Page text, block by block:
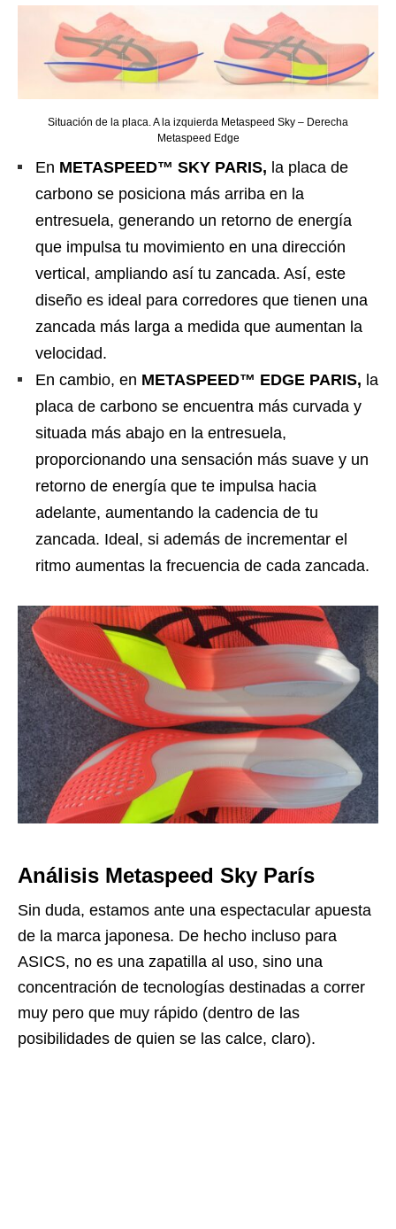
Situación de la placa. A la izquierda Metaspeed Sky – Derecha
Metaspeed Edge
En METASPEED™ SKY PARIS, la placa de
carbono se posiciona más arriba en la
entresuela, generando un retorno de energía
que impulsa tu movimiento en una dirección
vertical, ampliando así tu zancada. Así, este
diseño es ideal para corredores que tienen una
zancada más larga a medida que aumentan la
velocidad.
En cambio, en METASPEED™ EDGE PARIS, la
placa de carbono se encuentra más curvada y
situada más abajo en la entresuela,
proporcionando una sensación más suave y un
retorno de energía que te impulsa hacia
adelante, aumentando la cadencia de tu
zancada. Ideal, si además de incrementar el
ritmo aumentas la frecuencia de cada zancada.
Análisis Metaspeed Sky París
Sin duda, estamos ante una espectacular apuesta
de la marca japonesa. De hecho incluso para
ASICS, no es una zapatilla al uso, sino una
concentración de tecnologías destinadas a correr
muy pero que muy rápido (dentro de las
posibilidades de quien se las calce, claro).